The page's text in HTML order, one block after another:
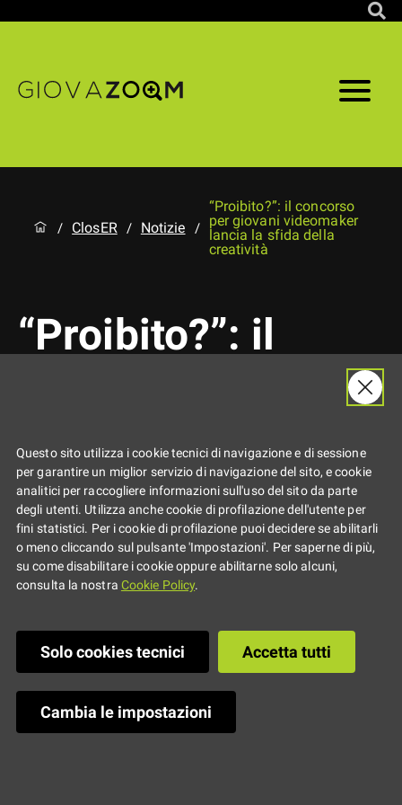
/ ClosER / Notizie /
“Proibito?”: il concorso
per giovani videomaker
lancia la sfida della
creatività
“Proibito?”: il
giovani
videomaker lancia
la sfida della
creatività
Un bando del Comune di Reggio
Emilia per cortometraggi under
Questo sito utilizza i cookie tecnici di navigazione e di sessione
per garantire un miglior servizio di navigazione del sito, e cookie
analitici per raccogliere informazioni sull'uso del sito da parte
degli utenti. Utilizza anche cookie di profilazione dell'utente per
fini statistici. Per i cookie di profilazione puoi decidere se abilitarli
o meno cliccando sul pulsante 'Impostazioni'. Per saperne di più,
su come disabilitare i cookie oppure abilitarne solo alcuni,
consulta la nostra Cookie Policy.
Solo cookies tecnici Accetta tutti
Cambia le impostazioni